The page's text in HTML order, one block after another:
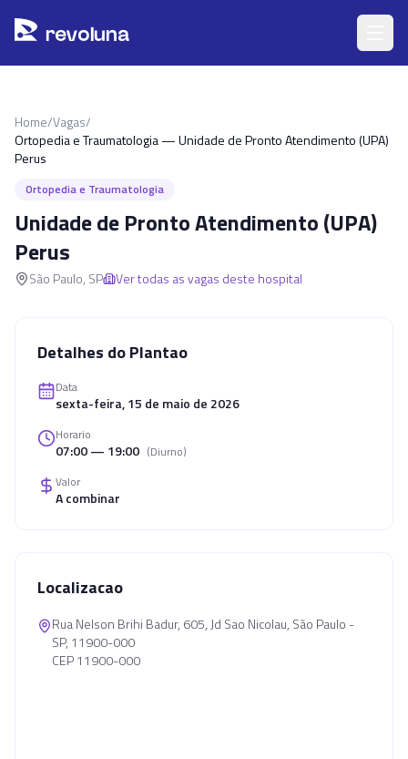
revoluna
Home/Vagas/
Ortopedia e Traumatologia — Unidade de Pronto Atendimento (UPA)
Perus
Ortopedia e Traumatologia
Unidade de Pronto Atendimento (UPA)
Perus
São Paulo, SP Ver todas as vagas deste hospital
Detalhes do Plantao
Data
sexta-feira, 15 de maio de 2026
Horario
07:00 — 19:00 (Diurno)
Valor
A combinar
Localizacao
Rua Nelson Brihi Badur, 605, Jd Sao Nicolau, São Paulo -
SP, 11900-000
CEP 11900-000